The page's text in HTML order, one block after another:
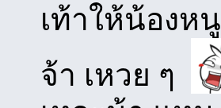
เท้าให้น้อง
จ้า เหวย ๆ